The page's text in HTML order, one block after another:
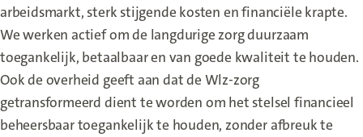
arbeidsmarkt, sterk stijgende kosten en financiële krapte.
We werken actief om de langdurige zorg duurzaam
toegankelijk, betaalbaar en van goede kwaliteit te houden.
Ook de overheid geeft aan dat de Wlz-zorg
getransformeerd dient te worden om het stelsel financieel
beheersbaar toegankelijk te houden, zonder afbreuk te